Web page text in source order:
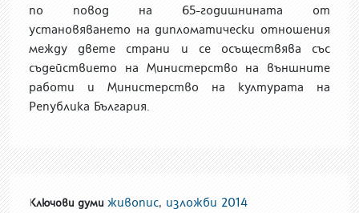
по повод на 65-годишнината от
установяването на дипломатически отношения
между двете страни и се осъществява със
съдействието на Министерство на външните
работи и Министерство на културата на
Република България.
Ключови думи живопис, изложби 2014